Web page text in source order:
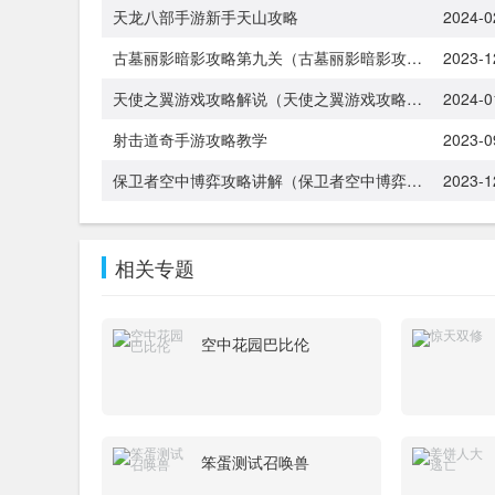
天龙八部手游新手天山攻略
2024-
古墓丽影暗影攻略第九关（古墓丽影暗影攻略第九关怎么过）
2023-
天使之翼游戏攻略解说（天使之翼游戏攻略解说全集）
2024-
射击道奇手游攻略教学
2023-
保卫者空中博弈攻略讲解（保卫者空中博弈攻略讲解图）
2023-
相关专题
空中花园巴比伦
笨蛋测试召唤兽